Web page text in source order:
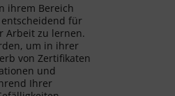
ihrem Bereich
für
Arbeit zu lernen.
um in ihrer
von Zertifikaten
und
Ihrer